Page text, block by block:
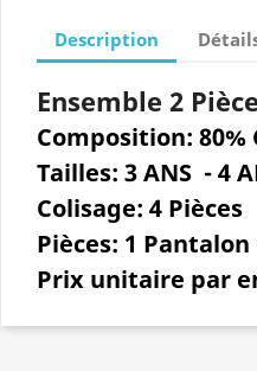
Description
Ensemble 2
Composition: 80%
Tailles: 3 ANS - 4
Colisage: 4 Pièces
Pièces: 1
Prix unitaire par